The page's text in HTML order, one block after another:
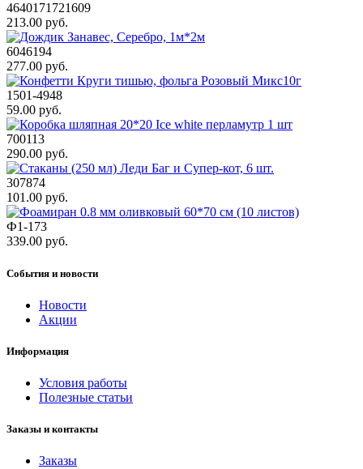
4640171721609
213.00 руб.
6046194
277.00 руб.
1501-4948
59.00 руб.
700113
290.00 руб.
307874
101.00 руб.
Ф1-173
339.00 руб.
События и новости
Новости
Акции
Информация
Условия работы
Полезные статьи
Заказы и контакты
Заказы